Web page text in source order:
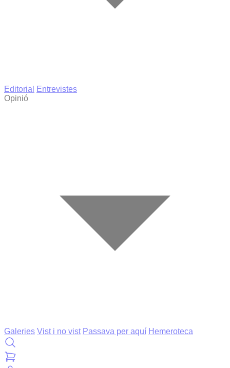
Editorial
Entrevistes
Opinió
Galeries Vist i no vist Passava per aquí Hemeroteca